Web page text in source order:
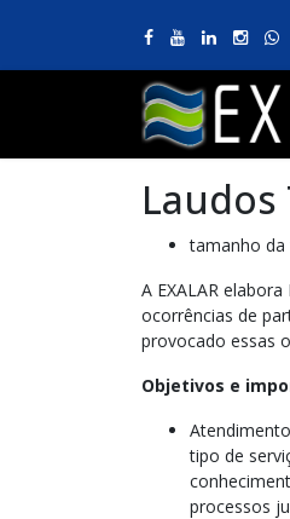
Laudos
tamanho
A EXALAR
ocorrências de
provocado essas
Objetivos e
tipo de
processos